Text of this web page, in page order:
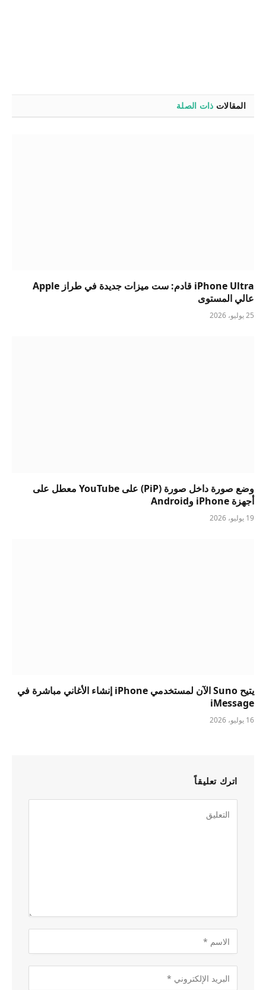
المقالات ذات الصلة
iPhone Ultra قادم: ست ميزات جديدة في طراز Apple
عالي المستوى
25 يوليو، 2026
وضع صورة داخل صورة (PiP) على YouTube معطل على
أجهزة iPhone وAndroid
19 يوليو، 2026
يتيح Suno الآن لمستخدمي iPhone إنشاء الأغاني مباشرة في
iMessage
16 يوليو، 2026
اترك تعليقاً